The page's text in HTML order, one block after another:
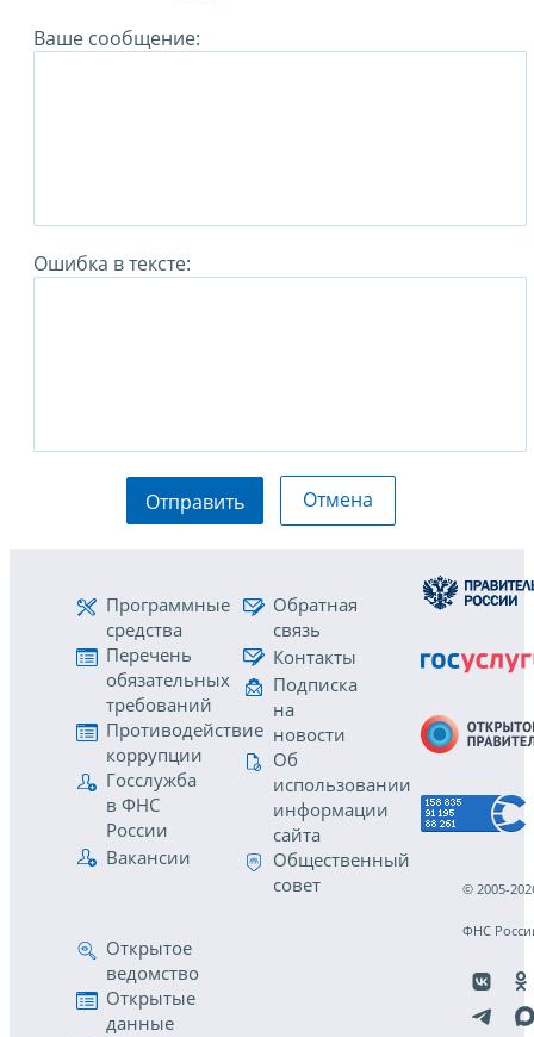
Ваше сообщение:
Ошибка в тексте:
Отправить Отмена
Программные
средства
Перечень
обязательных
требований
Противодействие
коррупции
Госслужба
в ФНС
России
Вакансии
Обратная
связь
Контакты
Подписка
на
новости
Об
использовании
информации
сайта
Общественный
совет
Открытое
ведомство
Открытые
данные
© 2005-
ФНС